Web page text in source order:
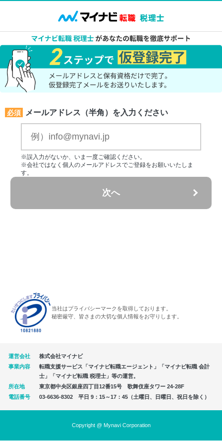
必須 メールアドレス（半角）を入力ください
※誤入力がないか、いま一度ご確認ください。
※会社ではなく個人のメールアドレスでご登録をお願いいたしま
す。
次へ
当社はプライバシーマークを取得しております。
秘密厳守、皆さまの大切な個人情報をお守りします。
運営会社
株式会社マイナビ
事業内容
転職支援サービス「マイナビ転職エージェント」「マイナビ転職 会計
士」「マイナビ転職 税理士」等の運営。
所在地
東京都中央区銀座四丁目12番15号 歌舞伎座タワー 24-28F
電話番号
03-6636-8302 平日 9：15～17：45（土曜日、日曜日、祝日を除く）
Copyright @ Mynavi Corporation